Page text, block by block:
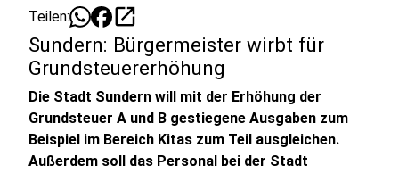
Teilen: open_in_new
Sundern: Bürgermeister wirbt für
Grundsteuererhöhung
Die Stadt Sundern will mit der Erhöhung der
Grundsteuer A und B gestiegene Ausgaben zum
Beispiel im Bereich Kitas zum Teil ausgleichen.
Außerdem soll das Personal bei der Stadt